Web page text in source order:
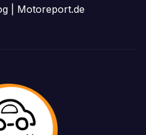
Motoreport.de